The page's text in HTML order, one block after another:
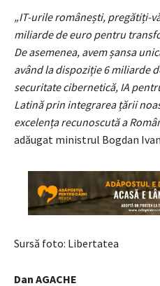
„IT-urile românești, pregătiți-
miliarde de euro pentru
De asemenea, avem șansa
având la dispoziție 6 miliarde
securitate cibernetică, IA
Latină prin integrarea țării
excelența recunoscută a
adăugat ministrul Bogdan
Sursă foto: Libertatea
Dan AGACHE